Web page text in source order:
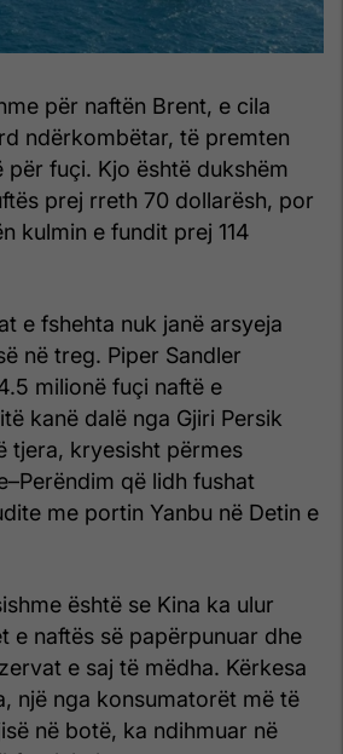
për naftën Brent, e cila
ndërkombëtar, të premten
për fuçi. Kjo është dukshëm
prej rreth 70 dollarësh, por
kulmin e fundit prej 114
e fshehta nuk janë arsyeja
në treg. Piper Sandler
milionë fuçi naftë e
kanë dalë nga Gjiri Persik
tjera, kryesisht përmes
që lidh fushat
me portin Yanbu në Detin e
është se Kina ka ulur
e naftës së papërpunuar dhe
e saj të mëdha. Kërkesa
një nga konsumatorët më të
në botë, ka ndihmuar në